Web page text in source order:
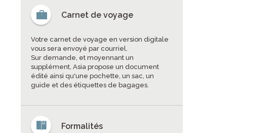
Carnet de voyage
Votre carnet de voyage en version digitale
vous sera envoyé par courriel.
Sur demande, et moyennant un
supplément, Asia propose un document
édité ainsi qu'une pochette, un sac, un
guide et des étiquettes de bagages.
Formalités